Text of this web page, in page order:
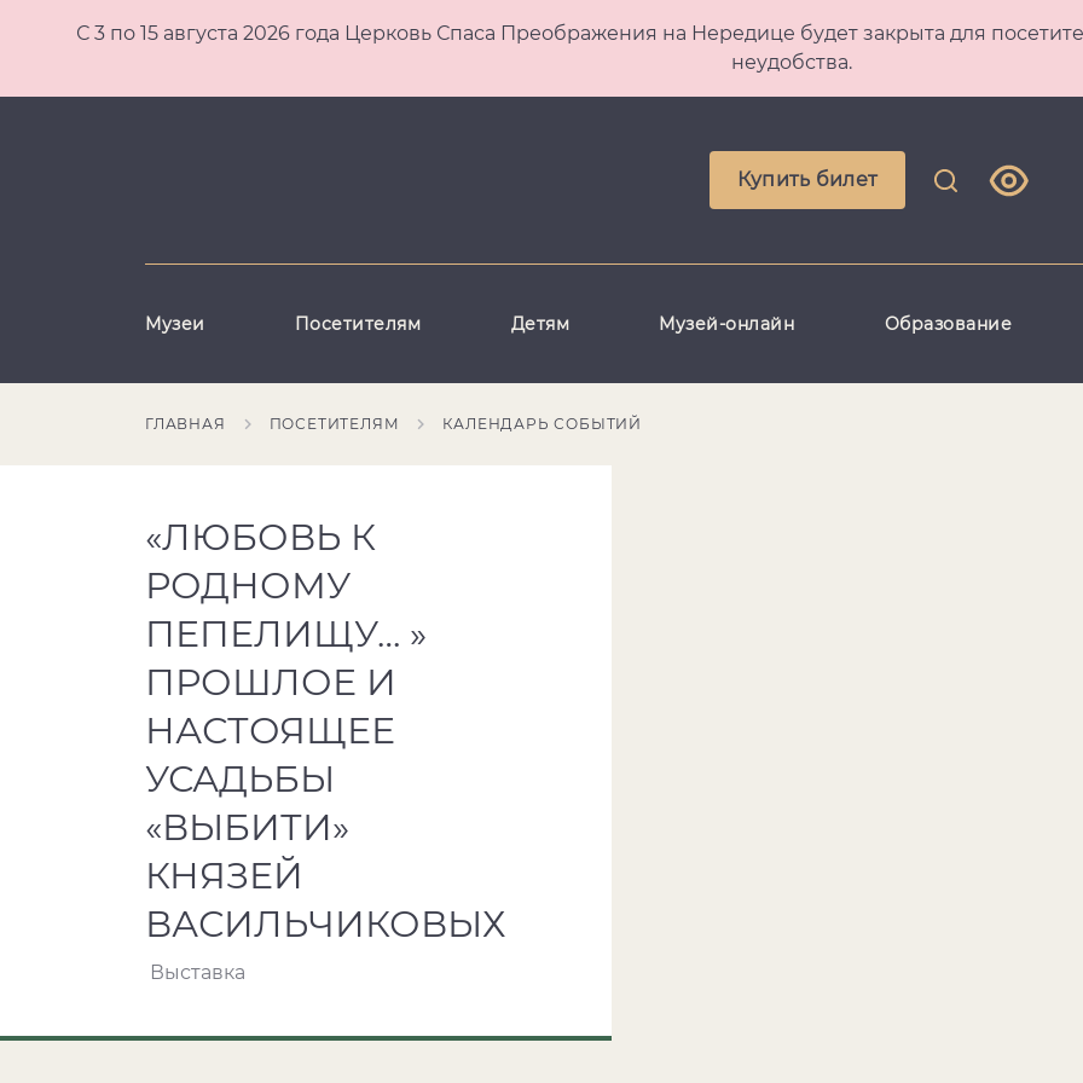
С 3 по 15 августа 2026 года Церковь Спаса Преображения на Нередице будет закрыта для
неудобства.
Купить билет
Музеи Посетителям Детям Музей-онлайн Образование
ГЛАВНАЯ ПОСЕТИТЕЛЯМ КАЛЕНДАРЬ СОБЫТИЙ
«ЛЮБОВЬ К
РОДНОМУ
ПЕПЕЛИЩУ… »
ПРОШЛОЕ И
НАСТОЯЩЕЕ
УСАДЬБЫ
«ВЫБИТИ»
КНЯЗЕЙ
ВАСИЛЬЧИКОВЫХ
Выставка